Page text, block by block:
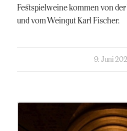
Festspielweine kommen von
und vom Weingut Karl Fischer.
9. Juni